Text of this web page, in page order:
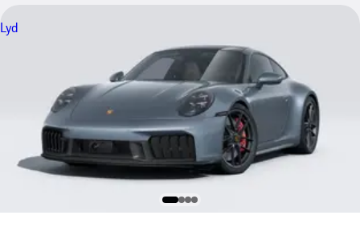
Lyd